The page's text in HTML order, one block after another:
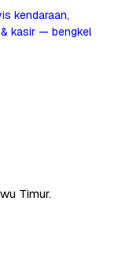
kendaraan,
kasir — bengkel
Timur.